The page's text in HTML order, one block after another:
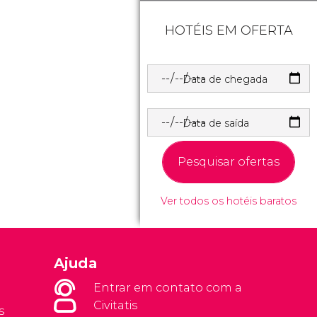
HOTÉIS EM OFERTA
Data de chegada
Data de saída
Pesquisar ofertas
Ver todos os hotéis baratos
Ajuda
Entrar em contato com a
Civitatis